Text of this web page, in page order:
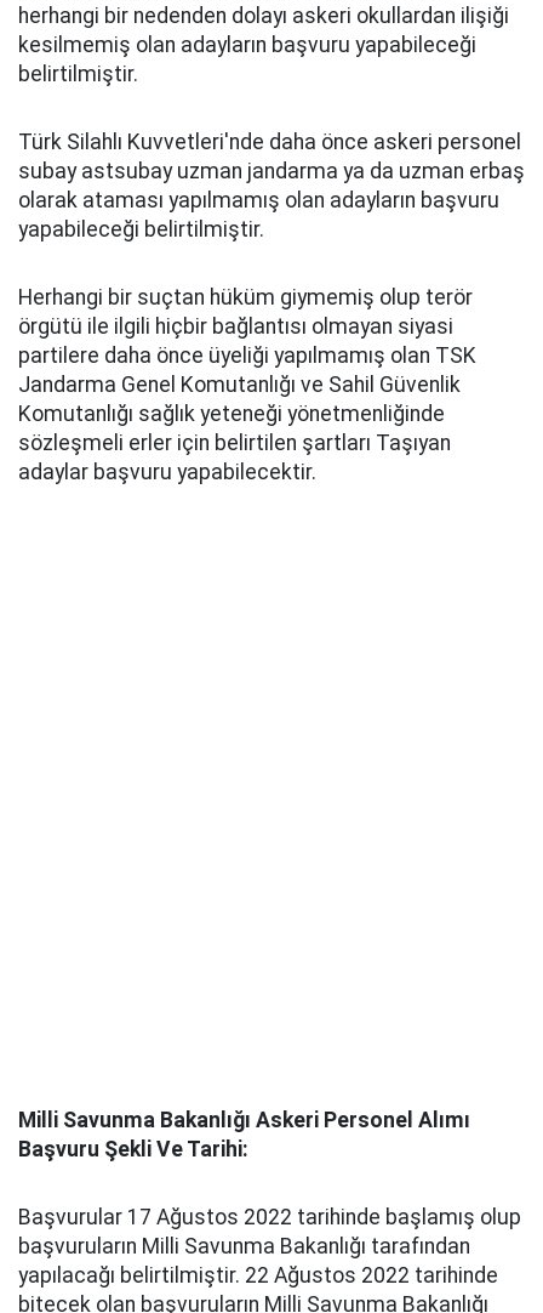
herhangi bir nedenden dolayı askeri okullardan ilişiği
kesilmemiş olan adayların başvuru yapabileceği
belirtilmiştir.
Türk Silahlı Kuvvetleri'nde daha önce askeri personel
subay astsubay uzman jandarma ya da uzman erbaş
olarak ataması yapılmamış olan adayların başvuru
yapabileceği belirtilmiştir.
Herhangi bir suçtan hüküm giymemiş olup terör
örgütü ile ilgili hiçbir bağlantısı olmayan siyasi
partilere daha önce üyeliği yapılmamış olan TSK
Jandarma Genel Komutanlığı ve Sahil Güvenlik
Komutanlığı sağlık yeteneği yönetmenliğinde
sözleşmeli erler için belirtilen şartları Taşıyan
adaylar başvuru yapabilecektir.
Milli Savunma Bakanlığı Askeri Personel Alımı
Başvuru Şekli Ve Tarihi:
Başvurular 17 Ağustos 2022 tarihinde başlamış olup
başvuruların Milli Savunma Bakanlığı tarafından
yapılacağı belirtilmiştir. 22 Ağustos 2022 tarihinde
bitecek olan başvuruların Milli Savunma Bakanlığı